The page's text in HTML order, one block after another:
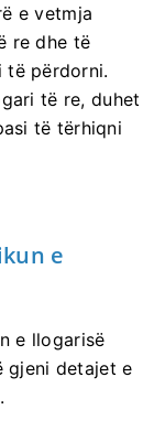
e vetmja
re dhe të
të përdorni.
të re, duhet
të tërhiqni
e
e llogarisë
gjeni detajet e